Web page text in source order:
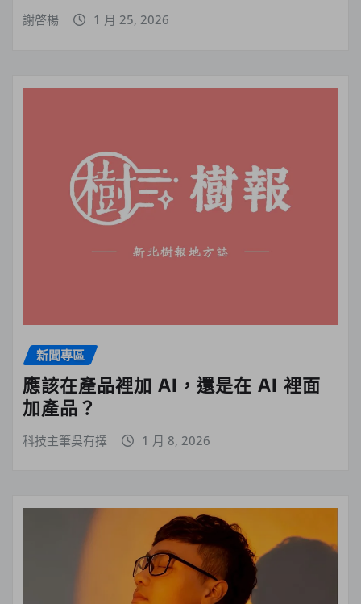
謝啓楊 1 月 25, 2026
新聞專區
應該在產品裡加 AI，還是在 AI 裡面
加產品？
科技主筆吳有擇 1 月 8, 2026